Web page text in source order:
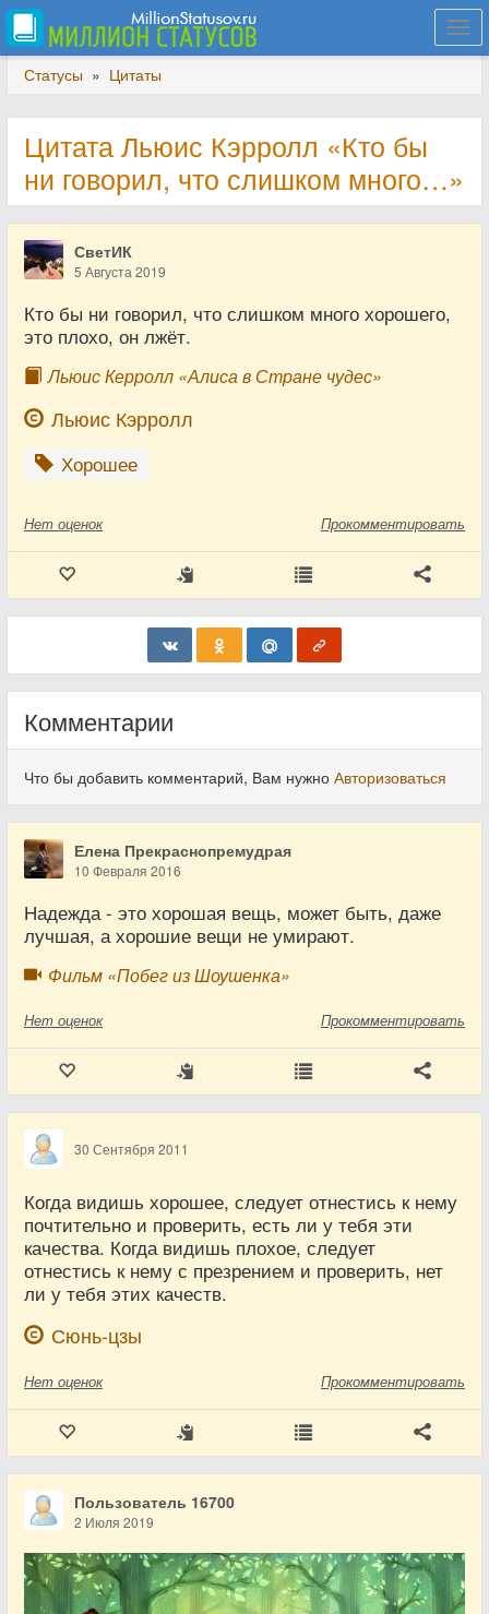
Статусы » Цитаты
Цитата Льюис Кэрролл «Кто бы
ни говорил, что слишком много…»
СветИК
5 Августа 2019
Кто бы ни говорил, что слишком много хорошего,
это плохо, он лжёт.
Льюис Керролл «Алиса в Стране чудес»
Льюис Кэрролл
Хорошее
Нет оценок Прокомментировать
Комментарии
Что бы добавить комментарий, Вам нужно Авторизоваться
Елена Прекраснопремудрая
10 Февраля 2016
Надежда - это хорошая вещь, может быть, даже
лучшая, а хорошие вещи не умирают.
Фильм «Побег из Шоушенка»
Нет оценок Прокомментировать
30 Сентября 2011
Когда видишь хорошее, следует отнестись к нему
почтительно и проверить, есть ли у тебя эти
качества. Когда видишь плохое, следует
отнестись к нему с презрением и проверить, нет
ли у тебя этих качеств.
Сюнь-цзы
Нет оценок Прокомментировать
Пользователь 16700
2 Июля 2019